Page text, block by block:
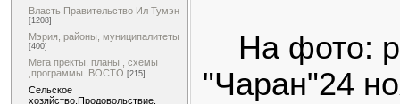
Власть Правительство Ил Тумэн
[1208]
Мэрия, районы, муниципалитеты
[400]
Мега пректы, планы , схемы
,программы. ВОСТО [215]
Сельское
хозяйство,Продовольствие.
На фото:
"Чаран"24